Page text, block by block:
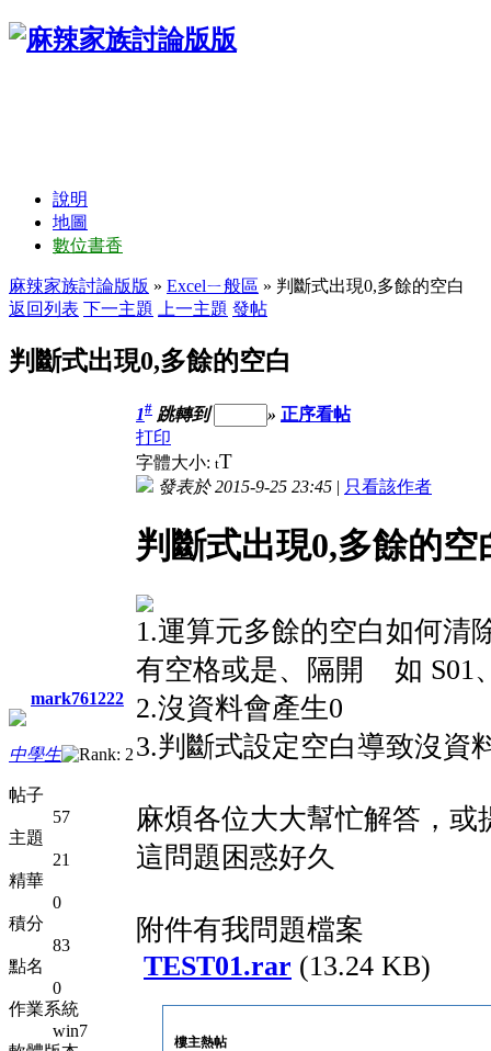
說明
地圖
數位書香
麻辣家族討論版版 » Excelㄧ般區 » 判斷式出現0,多餘的空白
返回列表 下一主題 上一主題 發帖
判斷式出現0,多餘的空白
mark761222
中學生
帖子
57
主題
21
精華
0
積分
83
點名
0
作業系統
win7
1# 跳轉到 » 正序看帖
打印
字體大小: tT
發表於 2015-9-25 23:45 | 只看該作者
判斷式出現0,多餘的空
1.運算元多餘的空白如何清
有空格或是、隔開 如 S01
2.沒資料會產生0
3.判斷式設定空白導致沒資
麻煩各位大大幫忙解答，或
這問題困惑好久
附件有我問題檔案
TEST01.rar (13.24 KB)
樓主熱帖